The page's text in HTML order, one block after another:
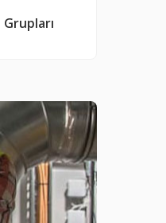
Grupları